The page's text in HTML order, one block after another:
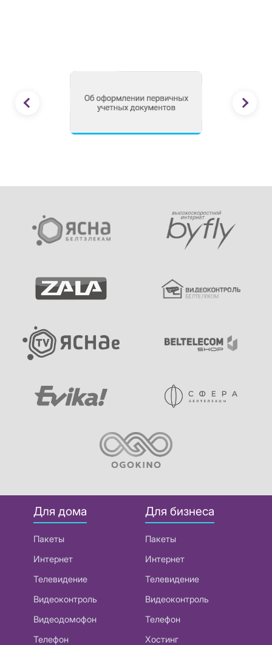
Для дома
Пакеты
Интернет
Телевидение
Видеоконтроль
Видеодомофон
Телефон
Для бизнеса
Пакеты
Интернет
Телевидение
Видеоконтроль
Телефон
Хостинг